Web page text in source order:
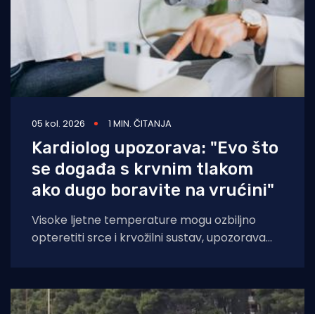
05 kol. 2026 1 MIN. ČITANJA
Kardiolog upozorava: "Evo što
se događa s krvnim tlakom
ako dugo boravite na vrućini"
Visoke ljetne temperature mogu ozbiljno
opteretiti srce i krvožilni sustav, upozorava